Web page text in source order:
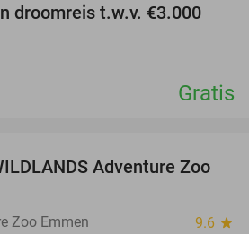
droomreis t.w.v. €3.000
Gratis
24%
Adventure Zoo
Zoo Emmen 9.6 star